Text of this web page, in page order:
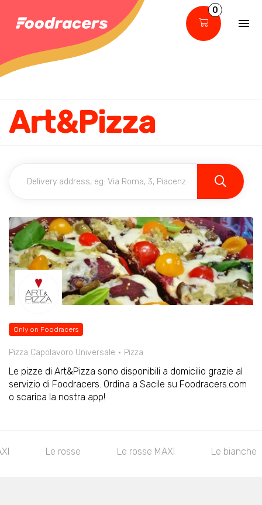
0
Art&Pizza
Only on Foodracers
Pizza Capolavoro Universale Pizza
Le pizze di Art&Pizza sono disponibili a domicilio grazie al
servizio di Foodracers. Ordina a Sacile su Foodracers.com
o scarica la nostra app!
Le rosse Le rosse MAXI Le bianche